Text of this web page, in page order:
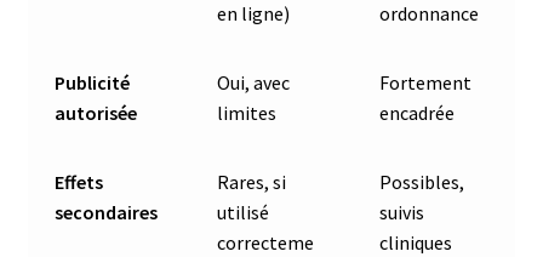
en ligne)
ordonnance
Publicité
autorisée
Oui, avec
limites
Fortement
encadrée
Effets
secondaires
Rares, si
utilisé
correcteme
Possibles,
suivis
cliniques